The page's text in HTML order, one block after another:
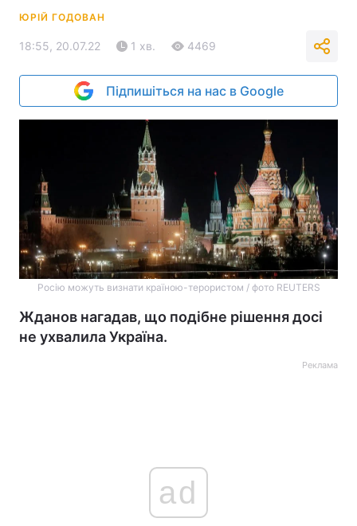
ЮРІЙ ГОДОВАН
18:55, 20.07.22 1 хв. 4469
Підпишіться на нас в Google
Росію можуть визнати країною-терористом / фото REUTERS
Жданов нагадав, що подібне рішення досі
не ухвалила Україна.
Реклама
ad